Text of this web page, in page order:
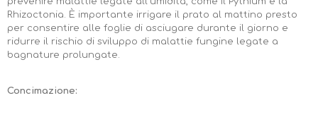
Rhizoctonia. È importante irrigare il prato al mattino presto
per consentire alle foglie di asciugare durante il giorno e
ridurre il rischio di sviluppo di malattie fungine legate a
bagnature prolungate.
Concimazione: